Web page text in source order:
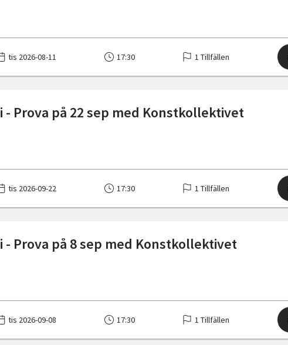
tis 2026-08-11 17:30 1 Tillfällen
- Prova på 22 sep med Konstkollektivet
tis 2026-09-22 17:30 1 Tillfällen
- Prova på 8 sep med Konstkollektivet
tis 2026-09-08 17:30 1 Tillfällen